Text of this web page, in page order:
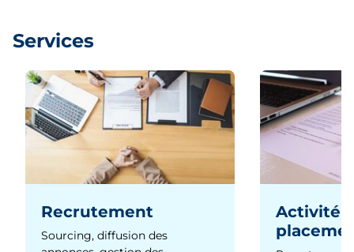
Services
Recrutement
Sourcing, diffusion des
Activité